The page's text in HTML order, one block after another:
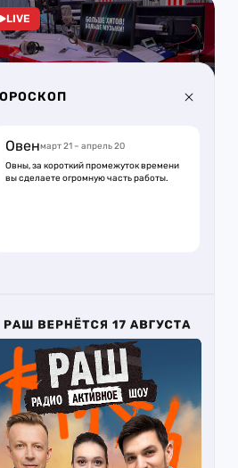
LIVE
Овенмарт 21 – апрель 20
Овны, за короткий промежуток времени
вы сделаете огромную часть работы.